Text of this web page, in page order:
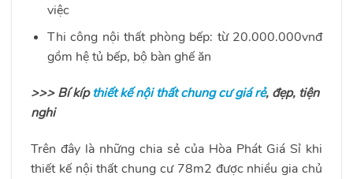
việc
Thi công nội thất phòng bếp: từ 20.000.000vnđ
gồm hệ tủ bếp, bộ bàn ghế ăn
>>> Bí kípthiết kế nội thất chung cư giá rẻ, đẹp, tiện
nghi
Trên đây là những chia sẻ của Hòa Phát Giá Sỉ khi
thiết kế nội thất chung cư 78m2 được nhiều gia chủ